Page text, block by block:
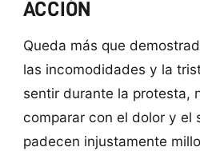
ACCIÓN
Queda más que
las incomodidades y la
sentir durante la protesta,
comparar con el dolor y el
padecen injustamente